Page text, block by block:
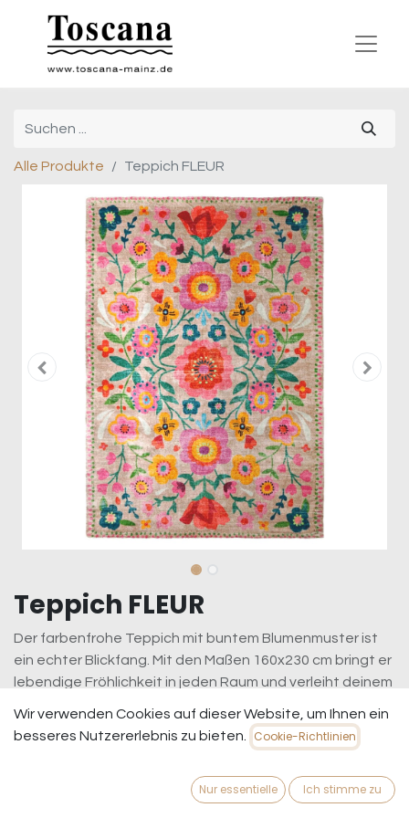
Alle Produkte Teppich FLEUR
Teppich FLEUR
Der farbenfrohe Teppich mit buntem Blumenmuster ist
ein echter Blickfang. Mit den Maßen 160x230 cm bringt er
lebendige Fröhlichkeit in jeden Raum und verleiht deinem
wunderschöner Hingucker, der Farbe und Freude in dein
zzgl. Versandkosten
Wir verwenden Cookies auf dieser Website, um Ihnen ein
besseres Nutzererlebnis zu bieten.
Cookie-Richtlinien
Nur essentielle Ich stimme zu